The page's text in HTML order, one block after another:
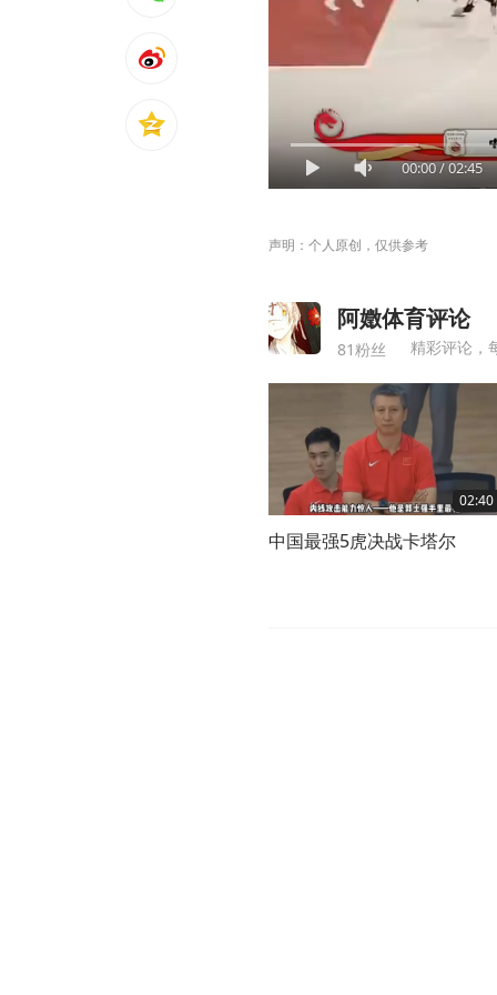
00:00/02:45
声明：个人原创，仅供参考
阿嬍体育评论
81粉丝 精彩评论，
02:40
中国最强5虎决战卡塔尔